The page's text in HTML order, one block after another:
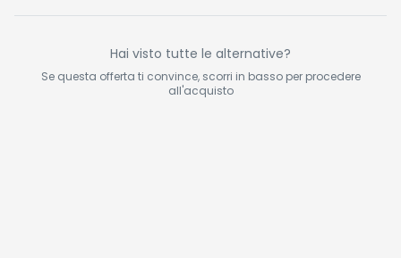
Crema LPC111M01
Hai visto tutte le alternative?
Se questa offerta ti convince, scorri in basso per procedere
all'acquisto